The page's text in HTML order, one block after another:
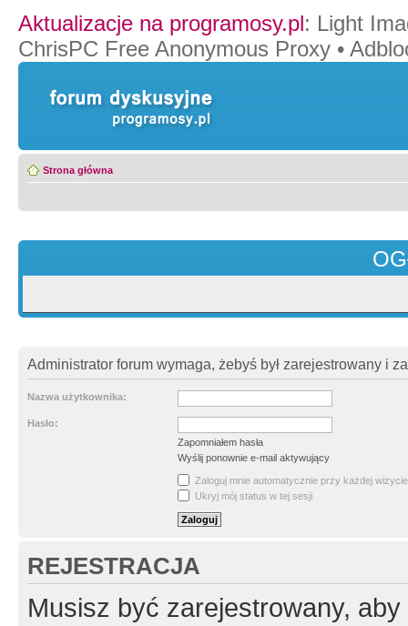
Aktualizacje na programosy.pl: Light
ChrisPC Free Anonymous Proxy •
Strona główna
Administrator forum wymaga, żebyś był zarejestrowany i
Nazwa użytkownika:
Hasło:
Zapomniałem hasła
Wyślij ponownie e-mail aktywujący
Zaloguj mnie automatycznie przy każdej wizycie
Ukryj mój status w tej sesji
REJESTRACJA
Musisz być zarejestrowany,